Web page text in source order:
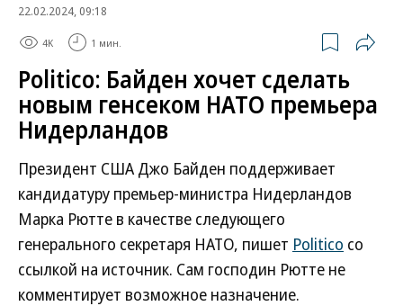
22.02.2024, 09:18
4K 1 мин.
Politico: Байден хочет сделать
новым генсеком НАТО премьера
Нидерландов
Президент США Джо Байден поддерживает
кандидатуру премьер-министра Нидерландов
Марка Рютте в качестве следующего
генерального секретаря НАТО, пишет Politico со
ссылкой на источник. Сам господин Рютте не
комментирует возможное назначение.